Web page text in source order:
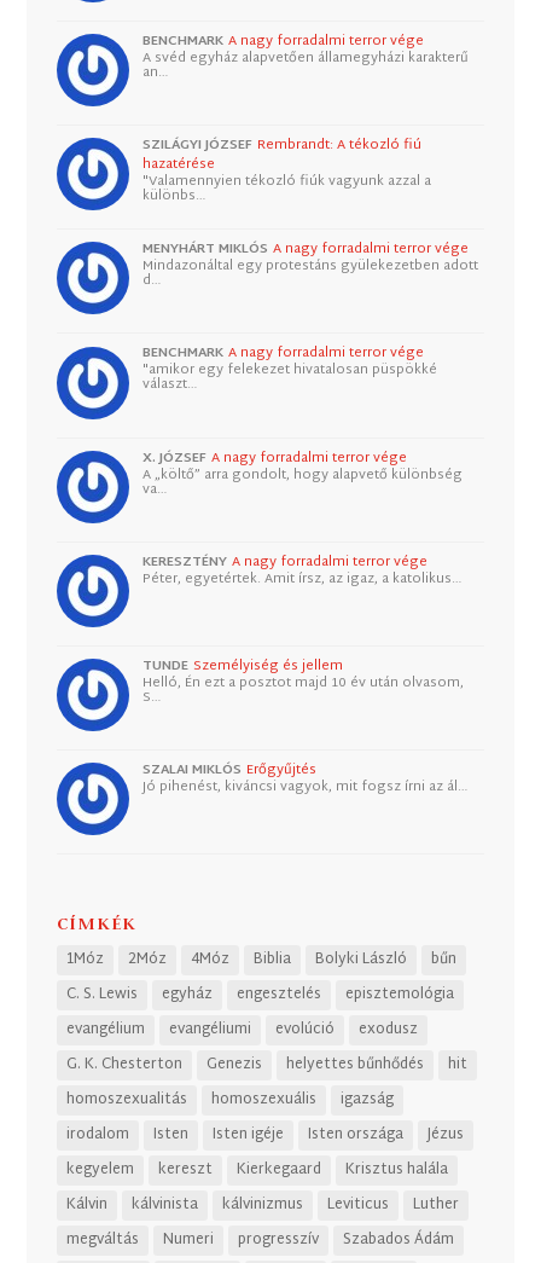
BENCHMARK A nagy forradalmi terror vége
A svéd egyház alapvetően államegyházi karakterű
an…
SZILÁGYI JÓZSEF Rembrandt: A tékozló fiú
hazatérése
"Valamennyien tékozló fiúk vagyunk azzal a
különbs…
MENYHÁRT MIKLÓS A nagy forradalmi terror vége
Mindazonáltal egy protestáns gyülekezetben adott
d…
BENCHMARK A nagy forradalmi terror vége
"amikor egy felekezet hivatalosan püspökké
választ…
X. JÓZSEF A nagy forradalmi terror vége
A „költő” arra gondolt, hogy alapvető különbség
va…
KERESZTÉNY A nagy forradalmi terror vége
Péter, egyetértek. Amit írsz, az igaz, a katolikus…
TUNDE Személyiség és jellem
Helló, Én ezt a posztot majd 10 év után olvasom,
S…
SZALAI MIKLÓS Erőgyűjtés
Jó pihenést, kiváncsi vagyok, mit fogsz írni az ál…
CÍMKÉK
1Móz 2Móz 4Móz Biblia Bolyki László
bűn
C. S. Lewis
egyház engesztelés
episztemológia
evangélium
evangéliumi evolúció
exodusz
G. K. Chesterton
Genezis helyettes bűnhődés
hit
homoszexualitás
homoszexuális
igazság
irodalom
Isten Isten igéje Isten országa
Jézus
kegyelem
kereszt Kierkegaard
Krisztus halála
Kálvin
kálvinista kálvinizmus Leviticus
Luther
megváltás
Numeri progresszív
Szabados Ádám